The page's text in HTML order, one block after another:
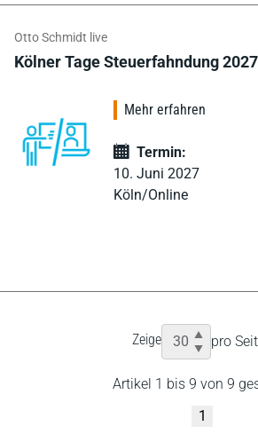
Otto Schmidt live
Kölner Tage Steuerfahndung 2027
Mehr erfahren
Termin:
10. Juni 2027
Köln/Online
Zeige pro
Artikel 1 bis 9 von 9
1